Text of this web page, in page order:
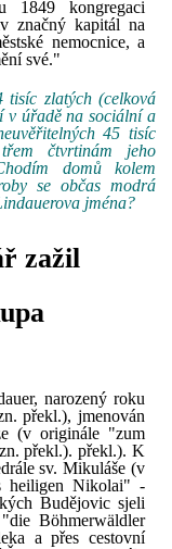
1849 kongregaci
značný kapitál na
nemocnice, a
své."
tisíc zlatých (celková
v úřadě na sociální a
45 tisíc
čtvrtinám jeho
domů kolem
se občas modrá
jména?
zažil
narozený roku
překl.), jmenován
(v originále "zum
překl.). překl.). K
sv. Mikuláše (v
heiligen Nikolai" -
Budějovic sjeli
Böhmerwäldler
a přes cestovní